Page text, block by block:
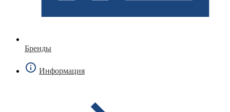
Бренды
Информация